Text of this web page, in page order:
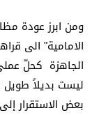
ومن ابرز عودة
الجاهزة كحلّ
ليست بديلاً طويل
بعض الاستقرار